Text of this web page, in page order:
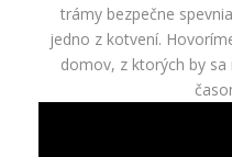
trámy bezpečne
jedno z kotvení.
domov, z ktorých by